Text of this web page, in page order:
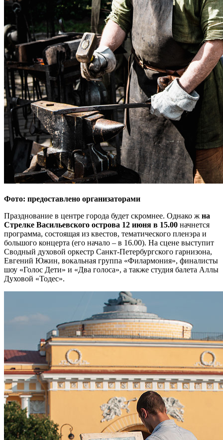
Фото: предоставлено организаторами
Празднование в центре города будет скромнее. Однако ж на
Стрелке Васильевского острова 12 июня в 15.00 начнется
программа, состоящая из квестов, тематического пленэра и
большого концерта (его начало – в 16.00). На сцене выступит
Сводный духовой оркестр Санкт-Петербургского гарнизона,
Евгений Южин, вокальная группа «Филармония», финалисты
шоу «Голос Дети» и «Два голоса», а также студия балета Аллы
Духовой «Тодес».